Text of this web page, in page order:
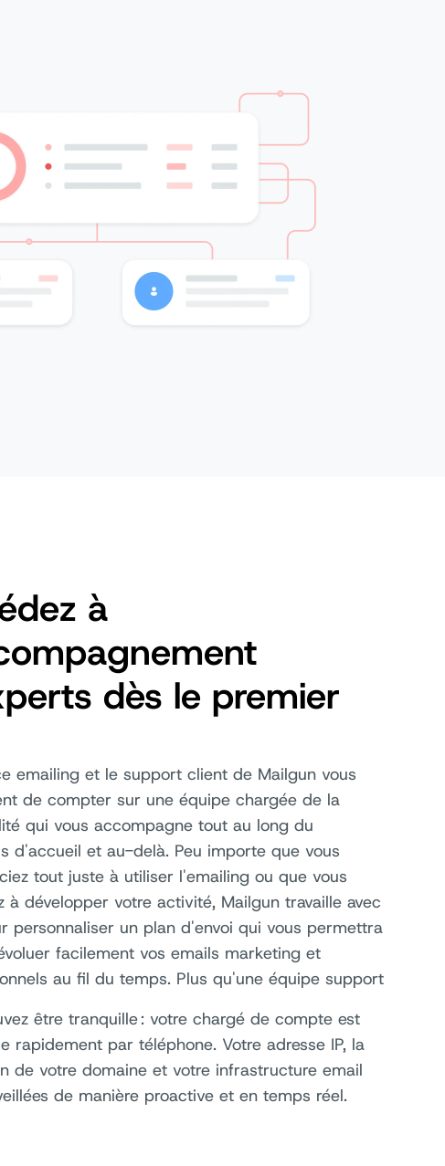
à
dès le premier
emailing et le support client de Mailgun vous
de compter sur une équipe chargée de la
qui vous accompagne tout au long du
d'accueil et au-delà. Peu importe que vous
tout juste à utiliser l'emailing ou que vous
à développer votre activité, Mailgun travaille avec
personnaliser un plan d'envoi qui vous permettra
facilement vos emails marketing et
au fil du temps. Plus qu'une équipe support
être tranquille : votre chargé de compte est
rapidement par téléphone. Votre adresse IP, la
de votre domaine et votre infrastructure email
de manière proactive et en temps réel.